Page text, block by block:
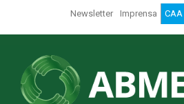
Newsletter Imprensa CAA